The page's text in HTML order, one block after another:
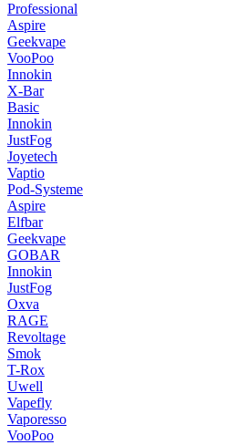
Professional
Aspire
Geekvape
VooPoo
Innokin
X-Bar
Basic
Innokin
JustFog
Joyetech
Vaptio
Pod-Systeme
Aspire
Elfbar
Geekvape
GOBAR
Innokin
JustFog
Oxva
RAGE
Revoltage
Smok
T-Rox
Uwell
Vapefly
Vaporesso
VooPoo